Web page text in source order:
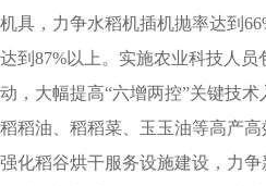
机具，力争水稻机插机抛率达到
达到87%以上。实施农业科技人
动，大幅提高“六增两控”关键技
稻稻油、稻稻菜、玉玉油等高产高
强化稻谷烘干服务设施建设，力